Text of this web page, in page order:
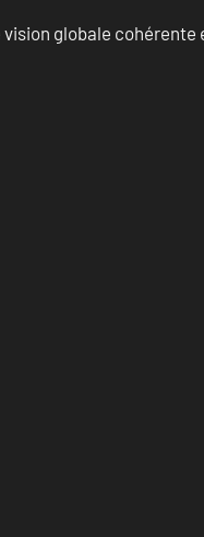
globale